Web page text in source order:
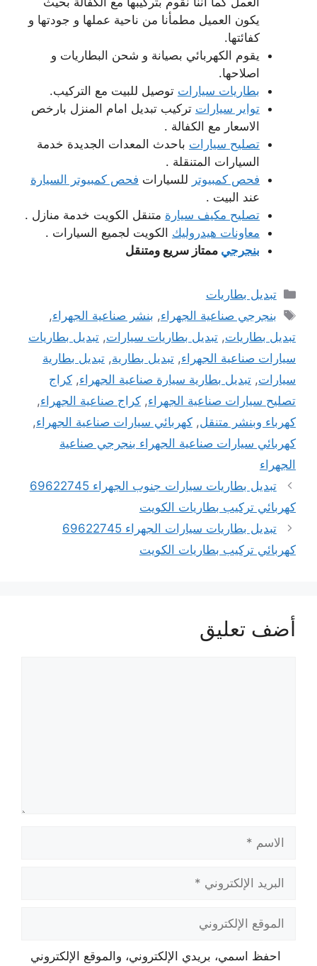
يكون العميل مطمأنا من ناحية عملها و جودتها و
كفائتها.
يقوم الكهربائي بصيانة و شحن البطاريات و
اصلاحها.
بطاريات سيارات توصيل للبيت مع التركيب.
تواير سيارات تركيب تبديل امام المنزل بارخص
الاسعار مع الكفالة .
تصليح سيارات باحدث المعدات الجديدة خدمة
السيارات المتنقلة .
فحص كمبيوتر للسيارات فحص كمبيوتر السيارة
عند البيت .
تصليح مكيف سيارة متنقل الكويت خدمة منازل .
معاونات هيدروليك الكويت لجميع السيارات .
بنجرجي ممتاز سريع ومتنقل
التصنيفات
تبديل بطاريات
الوسوم
بنجرجي صناعية الجهراء, بنشر صناعية الجهراء,
تبديل بطاريات, تبديل بطاريات سيارات, تبديل بطاريات
سيارات صناعية الجهراء, تبديل بطارية, تبديل بطارية
سيارات, تبديل بطارية سيارة صناعية الجهراء, كراج
تصليح سيارات صناعية الجهراء, كراج صناعية الجهراء,
كهرباء وبنشر متنقل, كهربائي سيارات صناعية الجهراء,
كهربائي سيارات صناعية الجهراء بنجرجي صناعية
الجهراء
تبديل بطاريات سيارات جنوب الجهراء 69622745
كهربائي تركيب بطاريات الكويت
تبديل بطاريات سيارات الجهراء 69622745
كهربائي تركيب بطاريات الكويت
أضف تعليق
الاسم
البريد
الإلكتروني
الموقع
الإلكتروني
احفظ اسمي، بريدي الإلكتروني، والموقع الإلكتروني